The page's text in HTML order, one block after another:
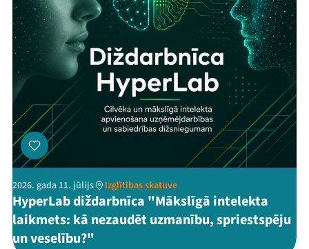
2026. gada 11. jūlijs Izglītības skatuve
HyperLab diždarbnīca "Mākslīgā intelekta
laikmets: kā nezaudēt uzmanību, spriestspēju
un veselību?"